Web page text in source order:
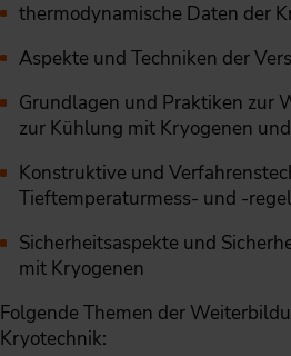
thermodynamische Daten der
Aspekte und Techniken der
Grundlagen und Praktiken zur
zur Kühlung mit Kryogenen
Konstruktive und
Tieftemperaturmess- und -
Sicherheitsaspekte und
mit Kryogenen
Folgende Themen der
Kryotechnik: